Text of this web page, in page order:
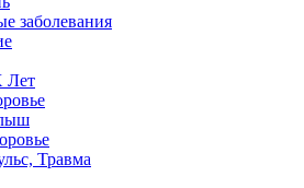
заболевания
Лет
Травма